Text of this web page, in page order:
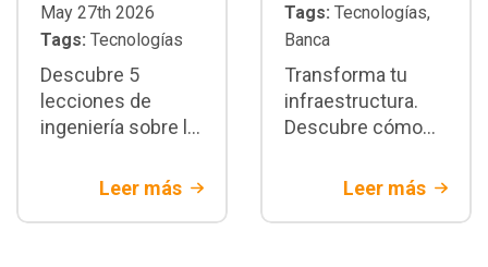
May 27th 2026
Tags: Tecnologías
Descubre 5
lecciones de
ingeniería sobre la
bancario legacy.
arquitectura y
Leer más
Tags: Tecnologías,
Banca
Transforma tu
infraestructura.
Descubre cómo
regulatorios
para banca
Leer más